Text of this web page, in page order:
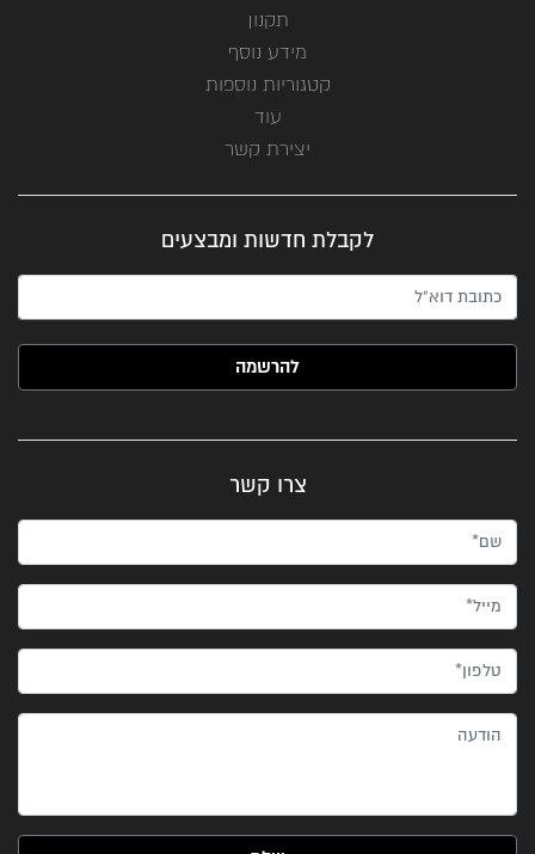
תקנון
מידע נוסף
קטגוריות נוספות
עוד
יצירת קשר
לקבלת חדשות ומבצעים
האימייל שלך (חובה)
צרו קשר